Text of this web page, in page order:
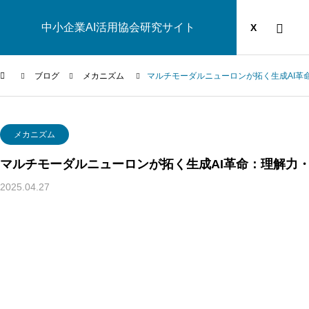
中小企業AI活用協会研究サイト
運営団体 YOUTUBE X
ブログ メカニズム マルチモーダルニューロンが拓く生成AI革
メカニズム
マルチモーダルニューロンが拓く生成AI革命：理解力
2025.04.27